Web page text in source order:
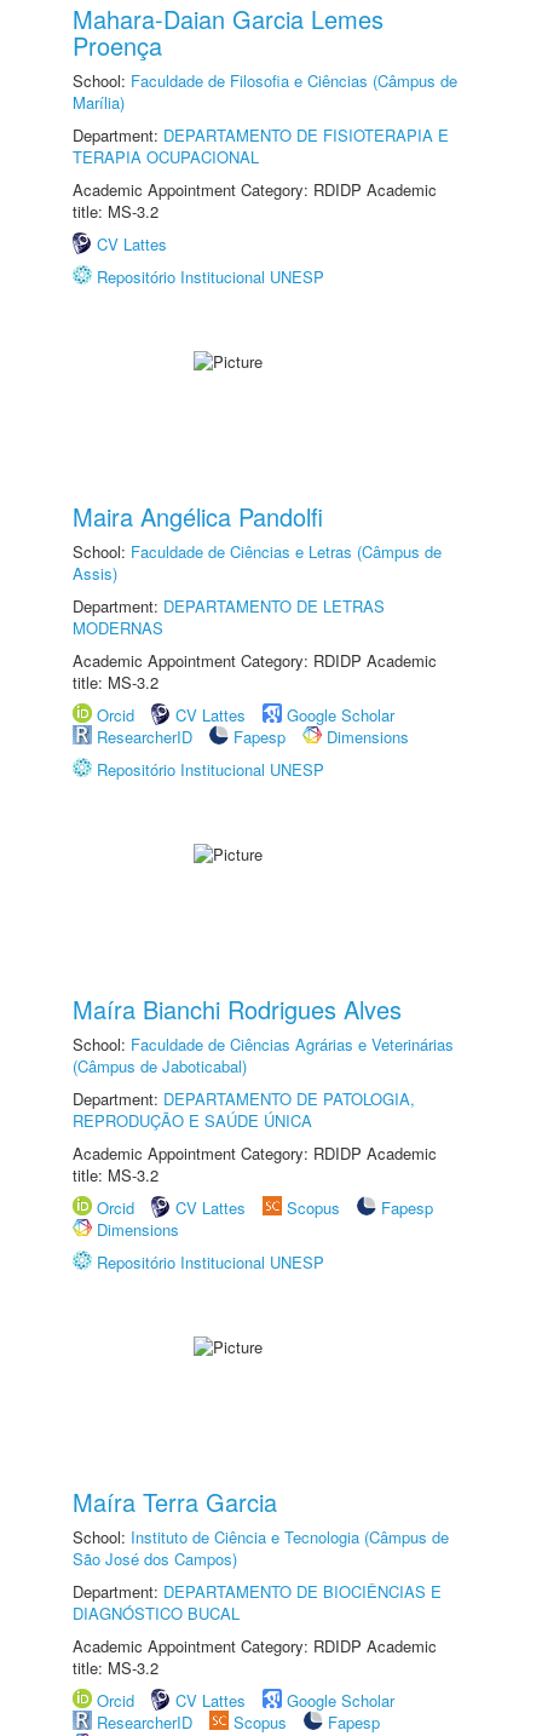
Mahara-Daian Garcia Lemes
Proença
School: Faculdade de Filosofia e Ciências (Câmpus de
Marília)
Department: DEPARTAMENTO DE FISIOTERAPIA E
TERAPIA OCUPACIONAL
Academic Appointment Category: RDIDP Academic
title: MS-3.2
CV Lattes
Repositório Institucional UNESP
Maira Angélica Pandolfi
School: Faculdade de Ciências e Letras (Câmpus de
Assis)
Department: DEPARTAMENTO DE LETRAS
MODERNAS
Academic Appointment Category: RDIDP Academic
title: MS-3.2
Orcid
CV Lattes
Google Scholar
ResearcherID
Fapesp
Dimensions
Repositório Institucional UNESP
Maíra Bianchi Rodrigues Alves
School: Faculdade de Ciências Agrárias e Veterinárias
(Câmpus de Jaboticabal)
Department: DEPARTAMENTO DE PATOLOGIA,
REPRODUÇÃO E SAÚDE ÚNICA
Academic Appointment Category: RDIDP Academic
title: MS-3.2
Orcid
CV Lattes Scopus
Fapesp
Dimensions
Repositório Institucional UNESP
Maíra Terra Garcia
School: Instituto de Ciência e Tecnologia (Câmpus de
São José dos Campos)
Department: DEPARTAMENTO DE BIOCIÊNCIAS E
DIAGNÓSTICO BUCAL
Academic Appointment Category: RDIDP Academic
title: MS-3.2
Orcid
CV Lattes
Google Scholar
ResearcherID
Scopus
Fapesp